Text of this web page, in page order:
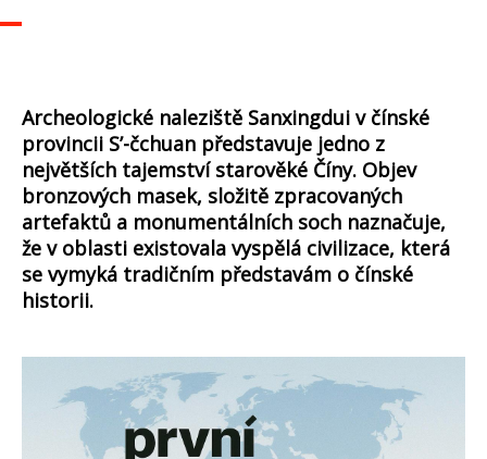
Archeologické naleziště Sanxingdui v čínské
provincii S’-čchuan představuje jedno z
největších tajemství starověké Číny. Objev
bronzových masek, složitě zpracovaných
artefaktů a monumentálních soch naznačuje,
že v oblasti existovala vyspělá civilizace, která
se vymyká tradičním představám o čínské
historii.